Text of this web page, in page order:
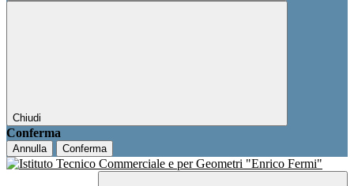
Chiudi
Conferma
Annulla Conferma